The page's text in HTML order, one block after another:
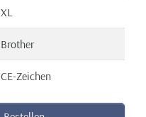
XL
Brother
CE-Zeichen